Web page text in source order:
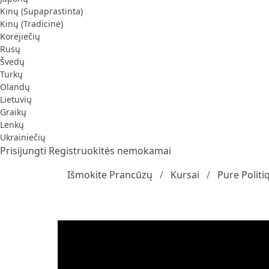
Kinų (Supaprastinta)
Kinų (Tradicinė)
Korėjiečių
Rusų
Švedų
Turkų
Olandų
Lietuvių
Graikų
Lenkų
Ukrainiečių
Prisijungti Registruokitės nemokamai
Išmokite Prancūzų
Kursai Pure